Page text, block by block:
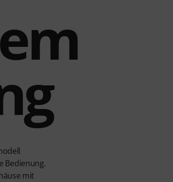
Bedienung.
mit